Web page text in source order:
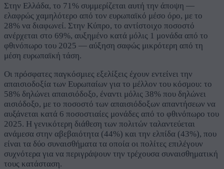
Στην Ελλάδα, το 71% συμμερίζεται αυτή την άποψη —
ελαφρώς χαμηλότερο από τον ευρωπαϊκό μέσο όρο, με το
28% να διαφωνεί. Στην Κύπρο, το αντίστοιχο ποσοστό
ανέρχεται στο 69%, αυξημένο κατά μόλις 1 μονάδα από το
φθινόπωρο του 2025 — αύξηση σαφώς μικρότερη από τη
μέση ευρωπαϊκή τάση.
Οι πρόσφατες παγκόσμιες εξελίξεις έχουν εντείνει την
απαισιοδοξία των Ευρωπαίων για το μέλλον του κόσμου: το
58% δηλώνει απαισιόδοξο, έναντι μόλις 38% που δηλώνει
αισιόδοξο, με το ποσοστό των απαισιόδοξων απαντήσεων να
αυξάνεται κατά 6 ποσοστιαίες μονάδες από το φθινόπωρο του
2025. Η γενικότερη διάθεση των πολιτών ταλαντεύεται
ανάμεσα στην αβεβαιότητα (44%) και την ελπίδα (43%), που
είναι τα δύο συναισθήματα τα οποία οι πολίτες επιλέγουν
συχνότερα για να περιγράψουν την τρέχουσα συναισθηματική
τους κατάσταση.